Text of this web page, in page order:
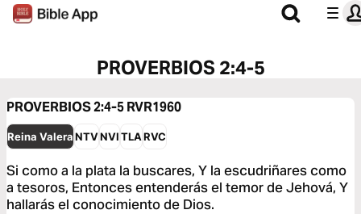
PROVERBIOS 2:4-5
PROVERBIOS 2:4-5RVR1960
Reina ValeraNTVNVITLARVC
Si como a la plata la buscares, Y la escudriñares como
a tesoros, Entonces entenderás el temor de Jehová, Y
hallarás el conocimiento de Dios.